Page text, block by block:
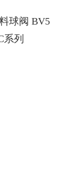
球阀 BV5
系列